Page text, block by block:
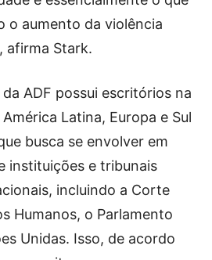
o aumento da violência
afirma Stark.
ADF possui escritórios na
Latina, Europa e Sul
busca se envolver em
instituições e tribunais
incluindo a Corte
Humanos, o Parlamento
Unidas. Isso, de acordo